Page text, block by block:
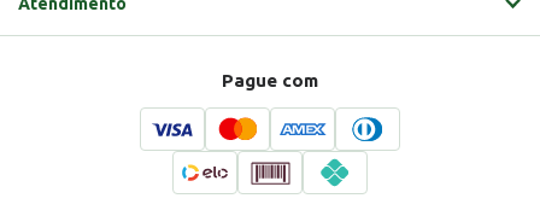
Pague com